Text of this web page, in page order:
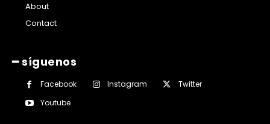
About
Contact
━ síguenos
Facebook Instagram
Twitter
Youtube